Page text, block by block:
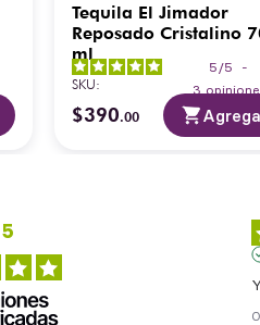
Tequila El Jimador
Reposado Cristalino
ml
5 /5
-
3
SKU:
$390.00
5